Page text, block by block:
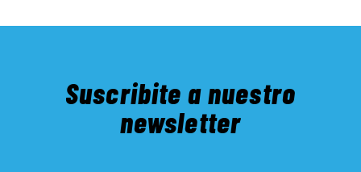
Suscribite a nuestro
newsletter